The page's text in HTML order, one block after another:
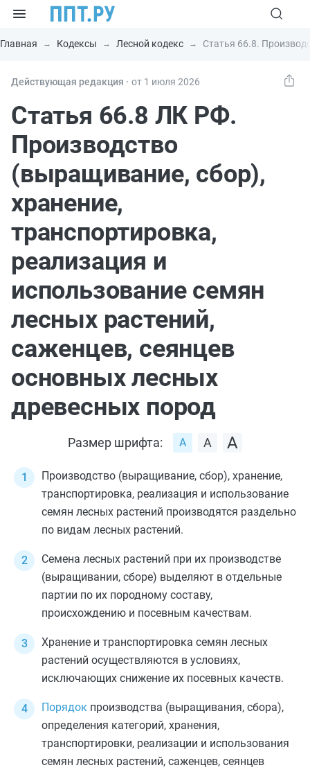
Главная Кодексы Лесной кодекс Статья 66.8.
Действующая редакция ⸱ от 1 июля 2026
Статья 66.8 ЛК РФ.
Производство
(выращивание, сбор),
хранение,
транспортировка,
реализация и
использование семян
лесных растений,
саженцев, сеянцев
основных лесных
древесных пород
Размер шрифта:
Производство (выращивание, сбор), хранение,
транспортировка, реализация и использование
семян лесных растений производятся раздельно
по видам лесных растений.
Семена лесных растений при их производстве
(выращивании, сборе) выделяют в отдельные
партии по их породному составу,
происхождению и посевным качествам.
Хранение и транспортировка семян лесных
растений осуществляются в условиях,
исключающих снижение их посевных качеств.
Порядок производства (выращивания, сбора),
определения категорий, хранения,
транспортировки, реализации и использования
семян лесных растений, саженцев, сеянцев